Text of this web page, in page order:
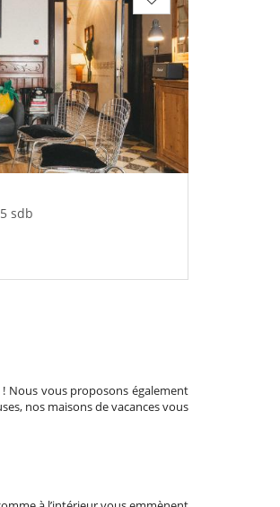
sdb
Nous vous proposons également
nos maisons de vacances vous